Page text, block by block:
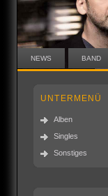
NEWS BAND
UNTERMENÜ
Alben
Singles
Sonstiges